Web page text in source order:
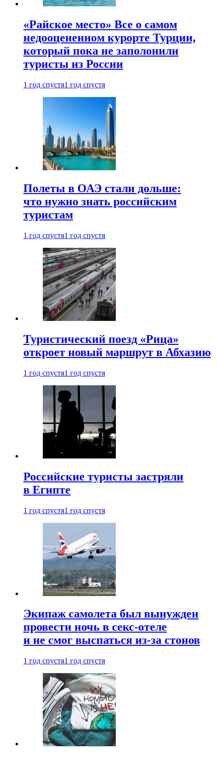
«Райское место» Все о самом
недооцененном курорте Турции,
который пока не заполонили
туристы из России
1 год спустя1 год спустя
Полеты в ОАЭ стали дольше:
что нужно знать российским
туристам
1 год спустя1 год спустя
Туристический поезд «Рица»
откроет новый маршрут в Абхазию
1 год спустя1 год спустя
Российские туристы застряли
в Египте
1 год спустя1 год спустя
Экипаж самолета был вынужден
провести ночь в секс-отеле
и не смог выспаться из-за стонов
1 год спустя1 год спустя